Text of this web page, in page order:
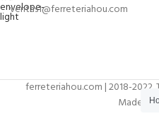
ventas1@ferreteriahou.com
ferreteriahou.com | 2018-
Made in